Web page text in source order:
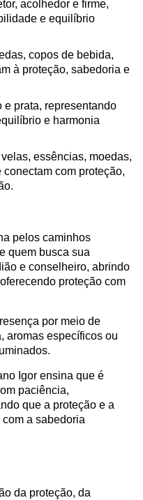
acolhedor e firme,
e equilíbrio
copos de bebida,
à proteção, sabedoria e
e prata, representando
e harmonia
velas, essências, moedas,
com proteção,
pelos caminhos
quem busca sua
e conselheiro, abrindo
proteção com
por meio de
aromas específicos ou
Igor ensina que é
paciência,
que a proteção e a
a sabedoria
da proteção, da